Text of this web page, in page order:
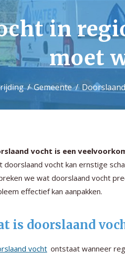
in
moet
Gemeente
vocht is een
doorslaand vocht kan ernstige
we wat doorslaand vocht
effectief kan aanpakken.
is doorslaand
vocht ontstaat wanneer